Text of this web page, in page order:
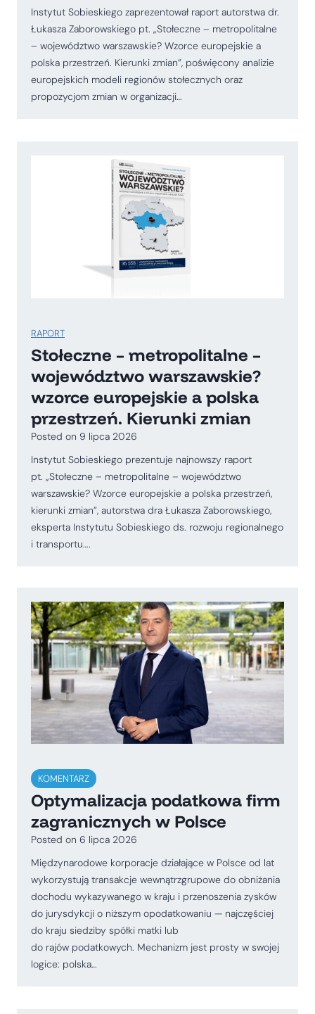
Instytut Sobieskiego zaprezentował raport autorstwa dr.
Łukasza Zaborowskiego pt. „Stołeczne – metropolitalne
– województwo warszawskie? Wzorce europejskie a
polska przestrzeń. Kierunki zmian”, poświęcony analizie
europejskich modeli regionów stołecznych oraz
propozycjom zmian w organizacji…
RAPORT
Stołeczne – metropolitalne –
województwo warszawskie?
wzorce europejskie a polska
przestrzeń. Kierunki zmian
Posted on 9 lipca 2026
Instytut Sobieskiego prezentuje najnowszy raport
pt. „Stołeczne – metropolitalne – województwo
warszawskie? Wzorce europejskie a polska przestrzeń,
kierunki zmian”, autorstwa dra Łukasza Zaborowskiego,
eksperta Instytutu Sobieskiego ds. rozwoju regionalnego
i transportu….
KOMENTARZ
Optymalizacja podatkowa firm
zagranicznych w Polsce
Posted on 6 lipca 2026
Międzynarodowe korporacje działające w Polsce od lat
wykorzystują transakcje wewnątrzgrupowe do obniżania
dochodu wykazywanego w kraju i przenoszenia zysków
do jurysdykcji o niższym opodatkowaniu — najczęściej
do kraju siedziby spółki matki lub
do rajów podatkowych. Mechanizm jest prosty w swojej
logice: polska…